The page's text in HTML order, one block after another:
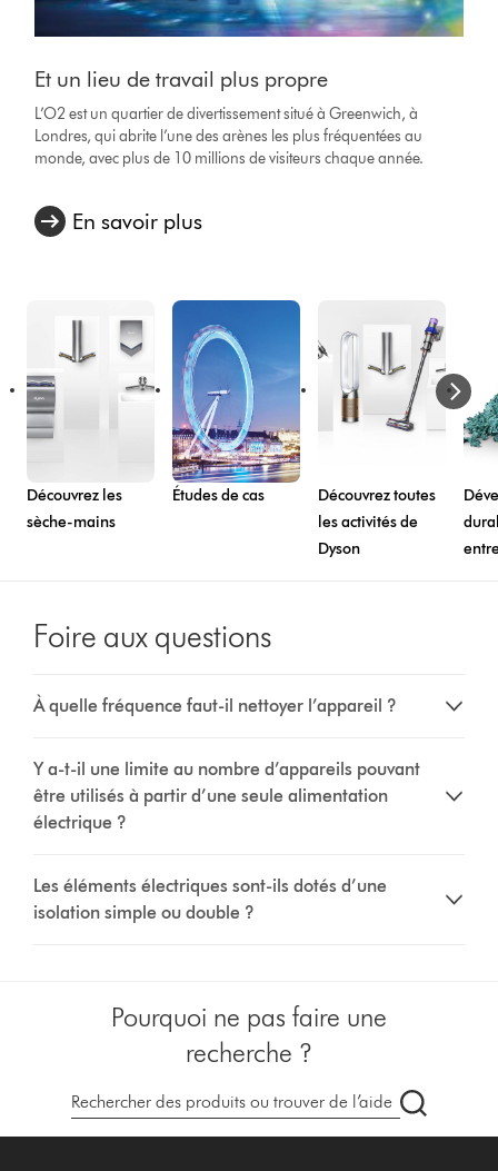
Et un lieu de travail plus propre
L’O2 est un quartier de divertissement situé à Greenwich, à
Londres, qui abrite l’une des arènes les plus fréquentées au
monde, avec plus de 10 millions de visiteurs chaque année.
En savoir plus
Découvrez les
sèche-mains
Études de cas
Découvrez toutes
les activités de
Dyson
Foire aux questions
À quelle fréquence faut-il nettoyer l’appareil ?
Y a-t-il une limite au nombre d’appareils pouvant
être utilisés à partir d’une seule alimentation
électrique ?
Les éléments électriques sont-ils dotés d’une
isolation simple ou double ?
Pourquoi ne pas faire une
recherche ?
Rechercher
des